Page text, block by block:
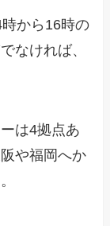
から16時の
なければ、
は4拠点あ
や福岡へか